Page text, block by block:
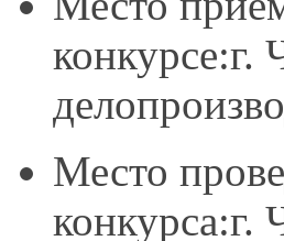
конкурсе:г.
Место
конкурса:г.